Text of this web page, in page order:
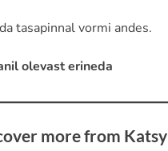
tasapinnal vormi andes.
olevast erineda
more from Katsy